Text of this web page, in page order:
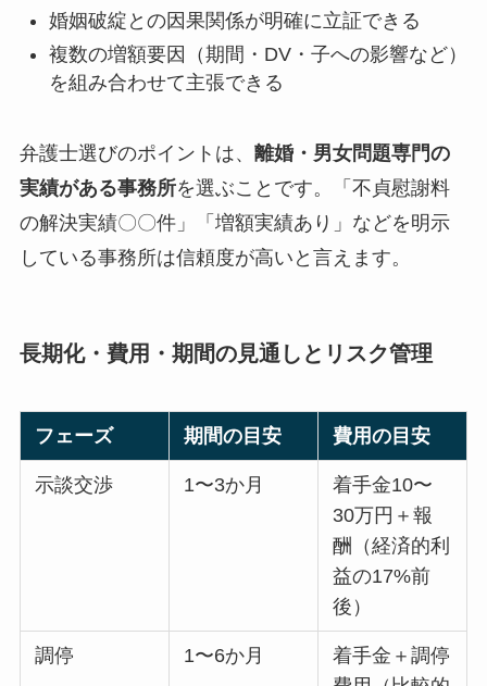
婚姻破綻との因果関係が明確に立証できる
複数の増額要因（期間・DV・子への影響など）
を組み合わせて主張できる
弁護士選びのポイントは、 離婚・男女問題専門の
実績がある事務所を選ぶことです。「不貞慰謝料
の解決実績〇〇件」「増額実績あり」などを明示
している事務所は信頼度が高いと言えます。
長期化・費用・期間の見通しとリスク管理
フェーズ 期間の目安 費用の目安
示談交渉 1〜3か月
着手金10〜
30万円＋報
酬（経済的利
益の17%前
後）
調停 1〜6か月
着手金＋調停